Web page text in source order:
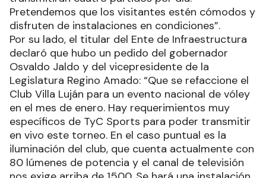
Pretendemos que los visitantes estén cómodos y
disfruten de instalaciones en condiciones”.
Por su lado, el titular del Ente de Infraestructura
declaró que hubo un pedido del gobernador
Osvaldo Jaldo y del vicepresidente de la
Legislatura Regino Amado: “Que se refaccione el
Club Villa Luján para un evento nacional de vóley
en el mes de enero. Hay requerimientos muy
específicos de TyC Sports para poder transmitir
en vivo este torneo. En el caso puntual es la
iluminación del club, que cuenta actualmente con
80 lúmenes de potencia y el canal de televisión